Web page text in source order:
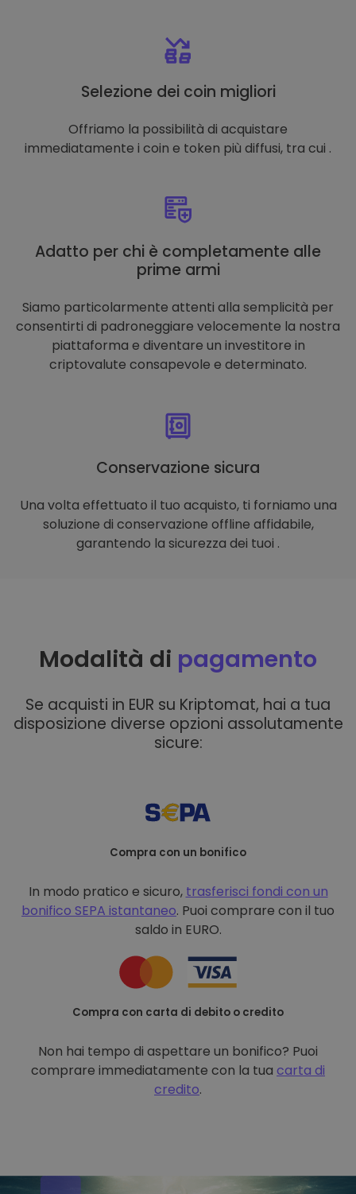
Selezione dei coin migliori
Offriamo la possibilità di acquistare
immediatamente i coin e token più diffusi, tra cui .
Adatto per chi è completamente alle
prime armi
Siamo particolarmente attenti alla semplicità per
consentirti di padroneggiare velocemente la nostra
piattaforma e diventare un investitore in
criptovalute consapevole e determinato.
Conservazione sicura
Una volta effettuato il tuo acquisto, ti forniamo una
soluzione di conservazione offline affidabile,
garantendo la sicurezza dei tuoi .
Modalità di pagamento
Se acquisti in EUR su Kriptomat, hai a tua
disposizione diverse opzioni assolutamente
sicure:
Compra con un bonifico
In modo pratico e sicuro, trasferisci fondi con un
bonifico SEPA istantaneo. Puoi comprare con il tuo
saldo in EURO.
Compra con carta di debito o credito
Non hai tempo di aspettare un bonifico? Puoi
comprare immediatamente con la tua carta di
credito.